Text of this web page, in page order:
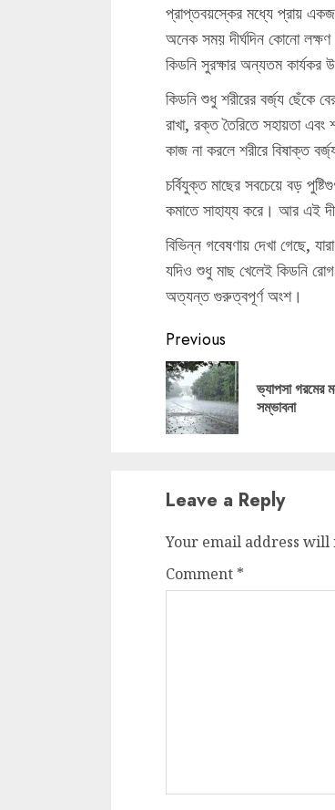
প্রাপ্তবয়স্কের মধ্যে প্রায়
অনেক সময় দীর্ঘদিন কোনো লক্ষণ
কিডনি সুরক্ষার অন্যতম কার্যকর
কিডনি শুধু শরীরের বর্জ্য ছেঁকে
রাখা, রক্ত তৈরিতে সহায়তা এবং
কাজ না করলে শরীরে বিষাক্ত
চর্বিযুক্ত মাছের সবচেয়ে বড়
কমাতে সাহায্য করে। আর এই
বিভিন্ন গবেষণায় দেখা গেছে,
যদিও শুধু মাছ খেলেই কিডনি
অত্যন্ত গুরুত্বপূর্ণ অংশ।
Continue
Reading
Previous
ভ্যাপসা গরমের
সম্ভাবনা
Leave a Reply
Your email address will
Comment *